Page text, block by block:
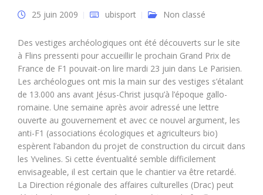
25 juin 2009 ubisport Non classé
Des vestiges archéologiques ont été découverts sur le site
à Flins pressenti pour accueillir le prochain Grand Prix de
France de F1 pouvait-on lire mardi 23 juin dans Le Parisien.
Les archéologues ont mis la main sur des vestiges s’étalant
de 13.000 ans avant Jésus-Christ jusqu’à l’époque gallo-
romaine. Une semaine après avoir adressé une lettre
ouverte au gouvernement et avec ce nouvel argument, les
anti-F1 (associations écologiques et agriculteurs bio)
espèrent l’abandon du projet de construction du circuit dans
les Yvelines. Si cette éventualité semble difficilement
envisageable, il est certain que le chantier va être retardé.
La Direction régionale des affaires culturelles (Drac) peut